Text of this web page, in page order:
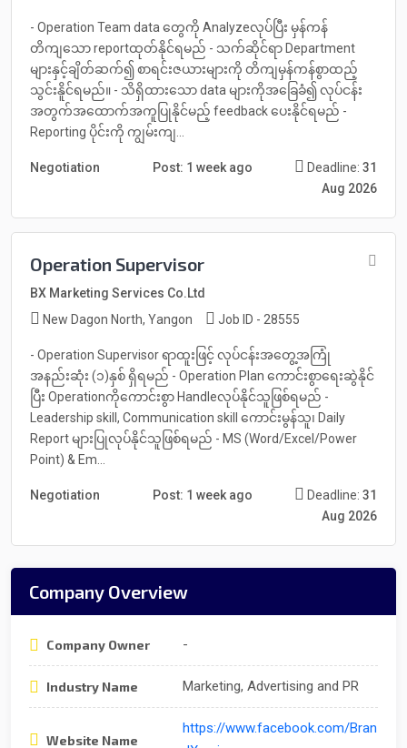
- Operation Team data တွေကို Analyzeလုပ်ပြီး မှန်ကန်
တိကျသော reportထုတ်နိုင်ရမည် - သက်ဆိုင်ရာ Department
များနှင့်ချိတ်ဆက်၍ စာရင်းဇယားများကို တိကျမှန်ကန်စွာထည့်
သွင်းနိူင်ရမည်။ - သိရှိထားသော data များကိုအခြေခံ၍ လုပ်ငန်း
အတွက်အထောက်အကူပြုနိုင်မည့် feedback ပေးနိုင်ရမည် -
Reporting ပိုင်းကို ကျွမ်းကျ...
Negotiation Post: 1 week ago Deadline: 31
Aug 2026
Operation Supervisor
BX Marketing Services Co.Ltd
New Dagon North, Yangon
Job ID - 28555
- Operation Supervisor ရာထူးဖြင့် လုပ်ငန်းအတွေ့အကြုံ
အနည်းဆုံး (၁)နှစ် ရှိရမည် - Operation Plan ကောင်းစွာရေးဆွဲနိုင်
ပြီး Operationကိုကောင်းစွာ Handleလုပ်နိုင်သူဖြစ်ရမည် -
Leadership skill, Communication skill ကောင်းမွန်သူ၊ Daily
Report များပြုလုပ်နိုင်သူဖြစ်ရမည် - MS (Word/Excel/Power
Point) & Em...
Negotiation Post: 1 week ago Deadline: 31
Aug 2026
Company Overview
Company Owner -
Industry Name Marketing, Advertising and PR
Website Name
https://www.facebook.com/Bran